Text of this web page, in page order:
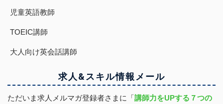
児童英語教師
TOEIC講師
大人向け英会話講師
求人&スキル情報 メール
ただいま求人メルマガ登録者さまに「講師力をUPする７つの